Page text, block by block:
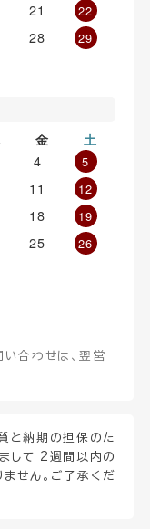
21
22
28
29
金 土
4
5
11
12
18
19
25
26
合わせは、翌営
と納期の担保のた
して 2週間以内の
せん。ご了承くだ